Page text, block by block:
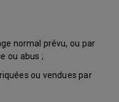
normal prévu, ou par
ou abus ;
ou vendues par